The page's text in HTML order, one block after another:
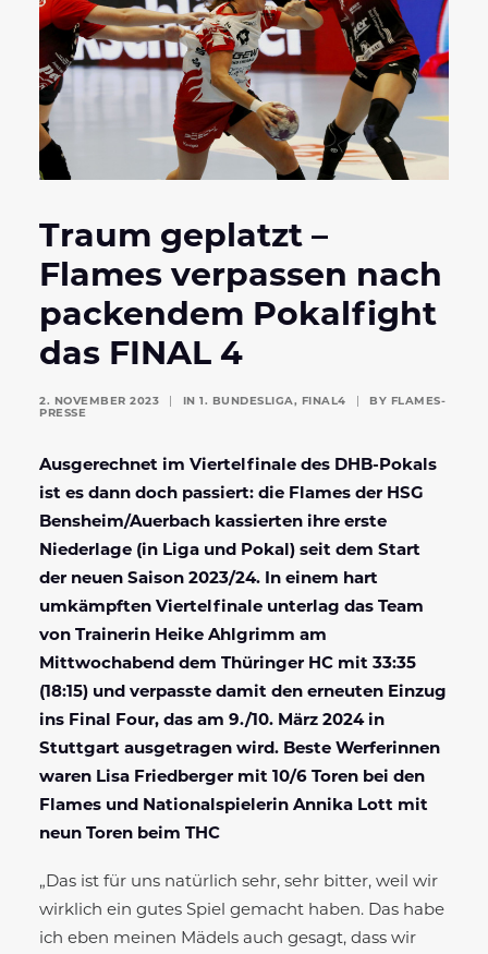
Traum geplatzt –
Flames verpassen nach
packendem Pokalfight
das FINAL 4
2. NOVEMBER 2023 IN 1. BUNDESLIGA, FINAL4 BY FLAMES-
PRESSE
Ausgerechnet im Viertelfinale des DHB-Pokals
ist es dann doch passiert: die Flames der HSG
Bensheim/Auerbach kassierten ihre erste
Niederlage (in Liga und Pokal) seit dem Start
der neuen Saison 2023/24. I n einem hart
umkämpften Viertelfinale unterlag das Team
von Trainerin Heike Ahlgrimm am
Mittwochabend dem Thüringer HC mit 33:35
(18:15) und verpasste damit den erneuten Einzug
ins Final Four, das am 9./10. März 2024 in
Stuttgart ausgetragen wird. Beste Werferinnen
waren Lisa Friedberger mit 10/6 Toren bei den
Flames und
Nationalspielerin Annika Lott mit
neun Toren beim THC
„Das ist für uns natürlich sehr, sehr bitter, weil wir
wirklich ein gutes Spiel gemacht haben. Das habe
ich eben meinen Mädels auch gesagt, dass wir